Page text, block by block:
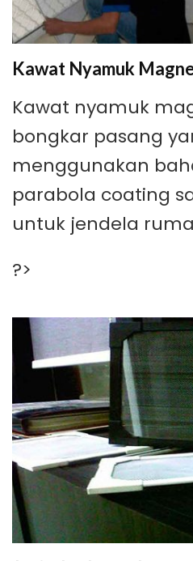
Kawat Nyamuk
Kawat nyamuk
bongkar pasang
menggunakan
parabola coating
untuk jendela
?>